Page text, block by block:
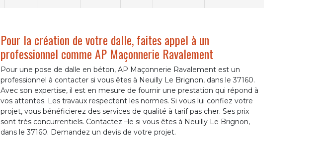
Pour la création de votre dalle, faites appel à un
professionnel comme AP Maçonnerie Ravalement
Pour une pose de dalle en béton, AP Maçonnerie Ravalement est un
professionnel à contacter si vous êtes à Neuilly Le Brignon, dans le 37160.
Avec son expertise, il est en mesure de fournir une prestation qui répond à
vos attentes. Les travaux respectent les normes. Si vous lui confiez votre
projet, vous bénéficierez des services de qualité à tarif pas cher. Ses prix
sont très concurrentiels. Contactez –le si vous êtes à Neuilly Le Brignon,
dans le 37160. Demandez un devis de votre projet.